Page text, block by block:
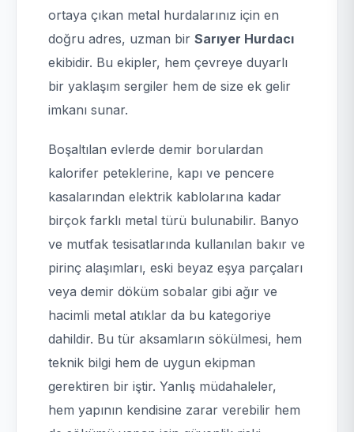
ortaya çıkan metal hurdalarınız için en
doğru adres, uzman bir Sarıyer Hurdacı
ekibidir. Bu ekipler, hem çevreye duyarlı
bir yaklaşım sergiler hem de size ek gelir
imkanı sunar.
Boşaltılan evlerde demir borulardan
kalorifer peteklerine, kapı ve pencere
kasalarından elektrik kablolarına kadar
birçok farklı metal türü bulunabilir. Banyo
ve mutfak tesisatlarında kullanılan bakır ve
pirinç alaşımları, eski beyaz eşya parçaları
veya demir döküm sobalar gibi ağır ve
hacimli metal atıklar da bu kategoriye
dahildir. Bu tür aksamların sökülmesi, hem
teknik bilgi hem de uygun ekipman
gerektiren bir iştir. Yanlış müdahaleler,
hem yapının kendisine zarar verebilir hem